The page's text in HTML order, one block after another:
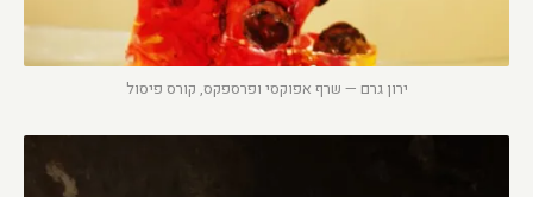
ירון גרם — שרף אפוקסי ופרספקס, קורס פיסול